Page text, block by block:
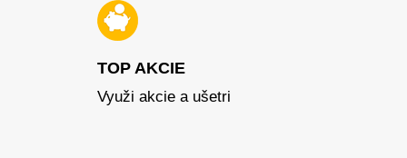
TOP AKCIE
Využi akcie a ušetri